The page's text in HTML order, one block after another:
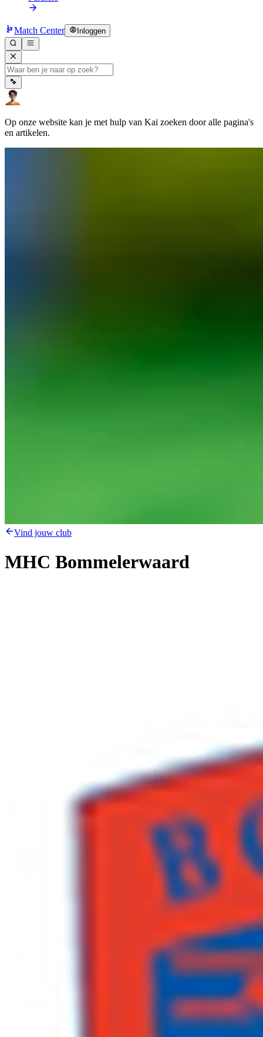
Match Center Inloggen
Op onze website kan je met hulp van Kai zoeken door alle pagina's
en artikelen.
Vind jouw club
MHC Bommelerwaard